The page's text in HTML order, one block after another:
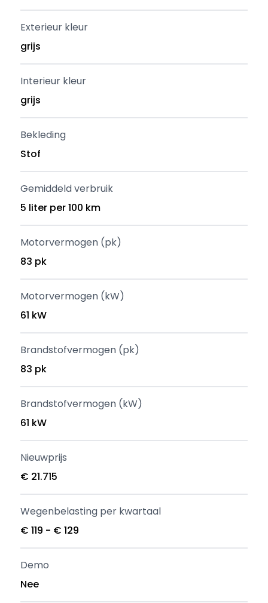
Exterieur kleur
grijs
Interieur kleur
grijs
Bekleding
Stof
Gemiddeld verbruik
5 liter per 100 km
Motorvermogen (pk)
83 pk
Motorvermogen (kW)
61 kW
Brandstofvermogen (pk)
83 pk
Brandstofvermogen (kW)
61 kW
Nieuwprijs
€ 21.715
Wegenbelasting per kwartaal
€ 119 - € 129
Demo
Nee